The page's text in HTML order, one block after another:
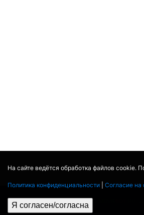
На сайте ведётся обработка файлов cookie.
Политика конфиденциальности Согласие на
Я согласен/согласна